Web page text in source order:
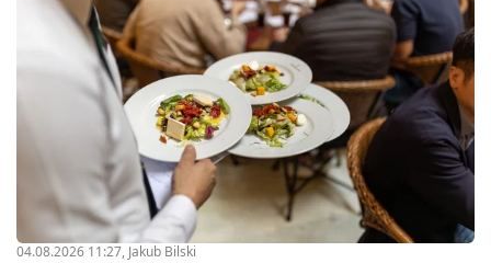
04.08.2026 11:27, Jakub Bilski